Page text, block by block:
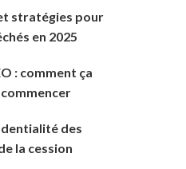
stratégies pour
en 2025
: comment ça
des
la cession